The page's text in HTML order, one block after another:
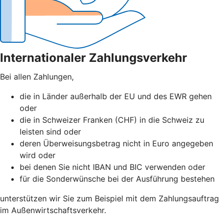
Internationaler Zahlungsverkehr
Bei allen Zahlungen,
die in Länder außerhalb der EU und des EWR gehen
oder
die in Schweizer Franken (CHF) in die Schweiz zu
leisten sind oder
deren Überweisungsbetrag nicht in Euro angegeben
wird oder
bei denen Sie nicht IBAN und BIC verwenden oder
für die Sonderwünsche bei der Ausführung bestehen
unterstützen wir Sie zum Beispiel mit dem Zahlungsauftrag
im Außenwirtschaftsverkehr.